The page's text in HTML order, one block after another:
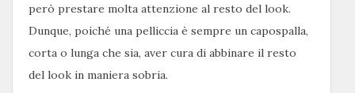
però prestare molta attenzione al resto del look.
Dunque, poiché una pelliccia è sempre un capospalla,
corta o lunga che sia, aver cura di abbinare il resto
del look in maniera sobria.